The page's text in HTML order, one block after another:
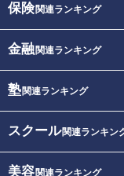
保険関連ランキング
金融関連ランキング
塾関連ランキング
スクール関連ランキン
美容関連ランキング